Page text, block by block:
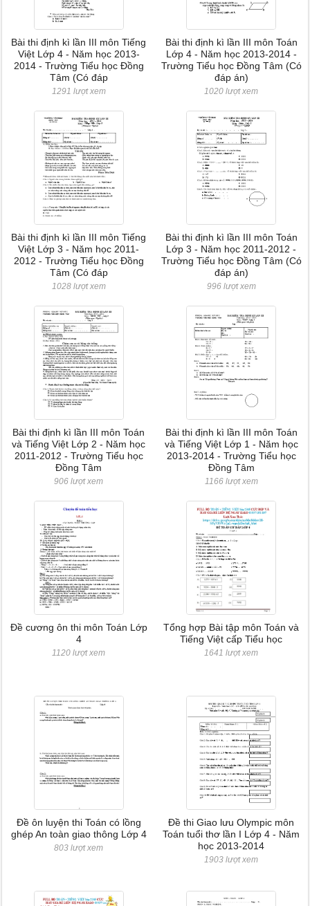
Bài thi định kì lần III môn Tiếng
Việt Lớp 4 - Năm học 2013-
2014 - Trường Tiểu học Đồng
Tâm (Có đáp
1291 lượt xem
Bài thi định kì lần III môn Toán
Lớp 4 - Năm học 2013-2014 -
Trường Tiểu học Đồng Tâm (Có
đáp án)
1020 lượt xem
Bài thi định kì lần III môn Tiếng
Việt Lớp 3 - Năm học 2011-
2012 - Trường Tiểu học Đồng
Tâm (Có đáp
1028 lượt xem
Bài thi định kì lần III môn Toán
Lớp 3 - Năm học 2011-2012 -
Trường Tiểu học Đồng Tâm (Có
đáp án)
996 lượt xem
Bài thi định kì lần III môn Toán
và Tiếng Việt Lớp 2 - Năm học
2011-2012 - Trường Tiểu học
Đồng Tâm
906 lượt xem
Bài thi định kì lần III môn Toán
và Tiếng Việt Lớp 1 - Năm học
2013-2014 - Trường Tiểu học
Đồng Tâm
1166 lượt xem
Đề cương ôn thi môn Toán Lớp
4
1120 lượt xem
Tổng hợp Bài tập môn Toán và
Tiếng Việt cấp Tiểu học
1641 lượt xem
Đề ôn luyện thi Toán có lồng
ghép An toàn giao thông Lớp 4
803 lượt xem
Đề thi Giao lưu Olympic môn
Toán tuổi thơ lần I Lớp 4 - Năm
học 2013-2014
1903 lượt xem